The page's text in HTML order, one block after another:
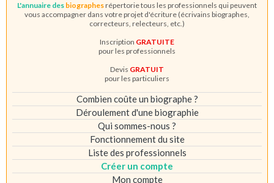
L'annuaire des biographesrépertorie tous les professionnels qui peuvent
vous accompagner dans votre projet d'écriture (écrivains biographes,
correcteurs, relecteurs, etc.)
Inscription GRATUITE
pour les professionnels
Devis GRATUIT
pour les particuliers
Combien coûte un biographe ?
Déroulement d'une biographie
Qui sommes-nous ?
Fonctionnement du site
Liste des professionnels
Créer un compte
Mon compte